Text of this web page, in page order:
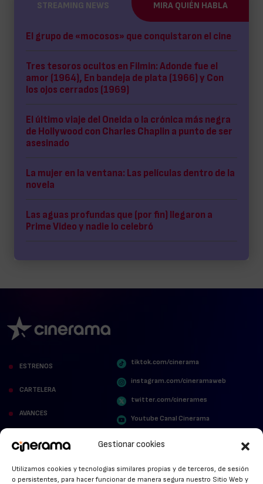
Gestionar cookies
Utilizamos cookies y tecnologías similares propias y de terceros, de sesión
o persistentes, para hacer funcionar de manera segura nuestro Sitio Web y
STREAMING NEWS MIRA QUIÉN HABLA
El grupo de «mocosos» que conquistaron el cine
Tres tesoros ocultos en Filmin: Adonde fue el
amor (1964), En bandeja de plata (1966) y Con
los ojos cerrados (1969)
El último viaje del Oneida o la crónica más negra
de Hollywood con Charles Chaplin a punto de ser
asesinado
La mujer en la ventana: Las películas dentro de la
novela
Las aguas profundas que (por fin) llegaron a
Prime Video y nadie lo celebró
ESTRENOS
CARTELERA
AVANCES
tiktok.com/cinerama
instagram.com/cineramaweb
twitter.com/cinerames
Youtube Canal Cinerama